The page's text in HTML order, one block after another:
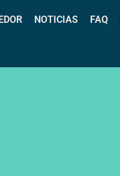
NOTICIAS FAQ